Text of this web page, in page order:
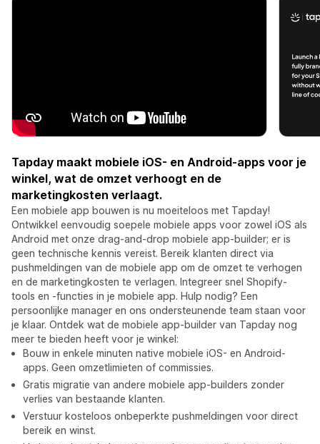
Tapday maakt mobiele iOS- en Android-apps voor je
winkel, wat de omzet verhoogt en de
marketingkosten verlaagt.
Een mobiele app bouwen is nu moeiteloos met Tapday!
Ontwikkel eenvoudig soepele mobiele apps voor zowel iOS als
Android met onze drag-and-drop mobiele app-builder; er is
geen technische kennis vereist. Bereik klanten direct via
pushmeldingen van de mobiele app om de omzet te verhogen
en de marketingkosten te verlagen. Integreer snel Shopify-
tools en -functies in je mobiele app. Hulp nodig? Een
persoonlijke manager en ons ondersteunende team staan voor
je klaar. Ontdek wat de mobiele app-builder van Tapday nog
meer te bieden heeft voor je winkel:
Bouw in enkele minuten native mobiele iOS- en Android-
apps. Geen omzetlimieten of commissies.
Gratis migratie van andere mobiele app-builders zonder
verlies van bestaande klanten.
Verstuur kosteloos onbeperkte pushmeldingen voor direct
bereik en winst.